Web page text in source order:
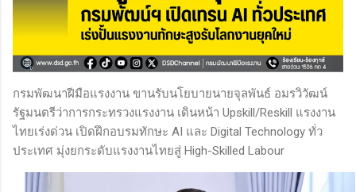
กรมพัฒนาฝีมือแรงงาน ขานรับนโยบายนายจุลพันธ์ อมรวิวัฒน์
รัฐมนตรีว่าการกระทรวงแรงงาน เดินหน้า Upskill/Reskill แรงงาน
ไทยเร่งด่วน เปิดฝึกอบรมทักษะ AI และ Digital Technology ทั่ว
ประเทศ มุ่งยกระดับแรงงานไทยสู่ High-Skilled Labour